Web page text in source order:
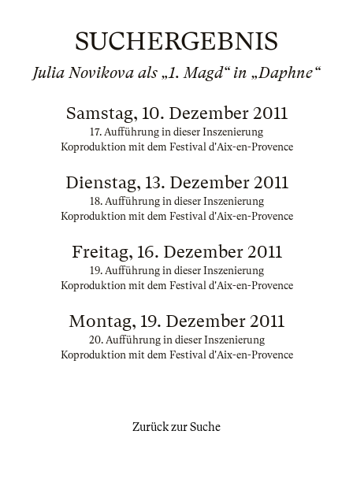
SUCHERGEBNIS
Julia Novikova als „1. Magd“ in „Daphne“
Samstag, 10. Dezember 2011
17. Aufführung in dieser Inszenierung
Koproduktion mit dem Festival d'Aix-en-Provence
Dienstag, 13. Dezember 2011
18. Aufführung in dieser Inszenierung
Koproduktion mit dem Festival d'Aix-en-Provence
Freitag, 16. Dezember 2011
19. Aufführung in dieser Inszenierung
Koproduktion mit dem Festival d'Aix-en-Provence
Montag, 19. Dezember 2011
20. Aufführung in dieser Inszenierung
Koproduktion mit dem Festival d'Aix-en-Provence
Zurück zur Suche